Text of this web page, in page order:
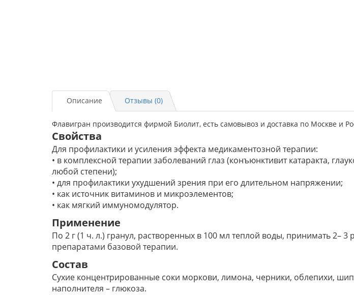
Описание Отзывы (0)
Флавигран производится фирмой Биолит, есть самовывоз и доставка по Москве и
Свойства
Для профилактики и усиления эффекта медикаментозной терапии:
• в комплексной терапии заболеваний глаз (конъюнктивит катаракта,
любой степени);
• для профилактики ухудшений зрения при его длительном напряжении;
• как источник витаминов и микроэлементов;
• как мягкий иммуномодулятор.
Применение
По 2 г (1 ч. л.) гранул, растворенных в 100 мл теплой воды, принимать 2– 3
препаратами базовой терапии.
Состав
Сухие концентрированные соки моркови, лимона, черники, облепихи,
наполнителя – глюкоза.